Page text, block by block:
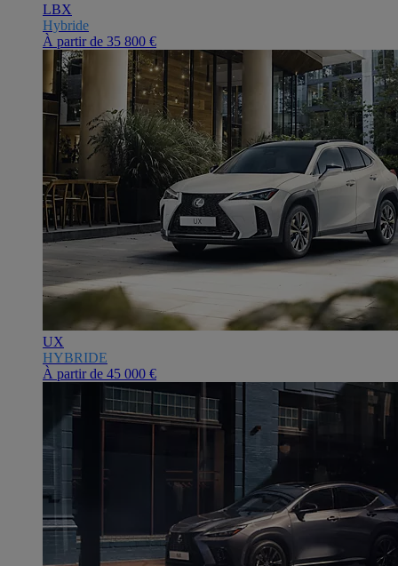
LBX
Hybride
À partir de 35 800 €
UX
HYBRIDE
À partir de 45 000 €